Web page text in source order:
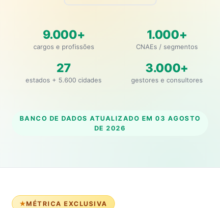
9.000+
cargos e profissões
1.000+
CNAEs / segmentos
27
estados + 5.600 cidades
3.000+
gestores e consultores
BANCO DE DADOS ATUALIZADO EM 03 AGOSTO
DE 2026
MÉTRICA EXCLUSIVA